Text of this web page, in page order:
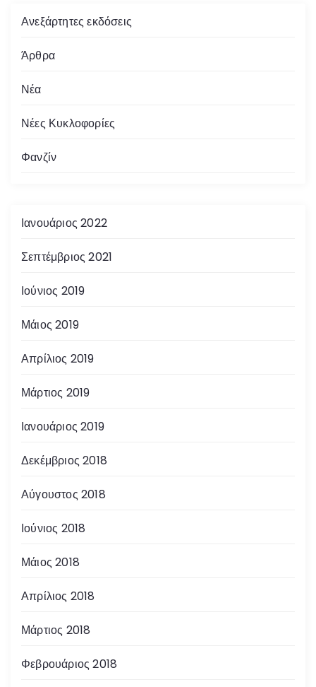
Ανεξάρτητες εκδόσεις
Άρθρα
Νέα
Νέες Κυκλοφορίες
Φανζίν
Ιανουάριος 2022
Σεπτέμβριος 2021
Ιούνιος 2019
Μάιος 2019
Απρίλιος 2019
Μάρτιος 2019
Ιανουάριος 2019
Δεκέμβριος 2018
Αύγουστος 2018
Ιούνιος 2018
Μάιος 2018
Απρίλιος 2018
Μάρτιος 2018
Φεβρουάριος 2018